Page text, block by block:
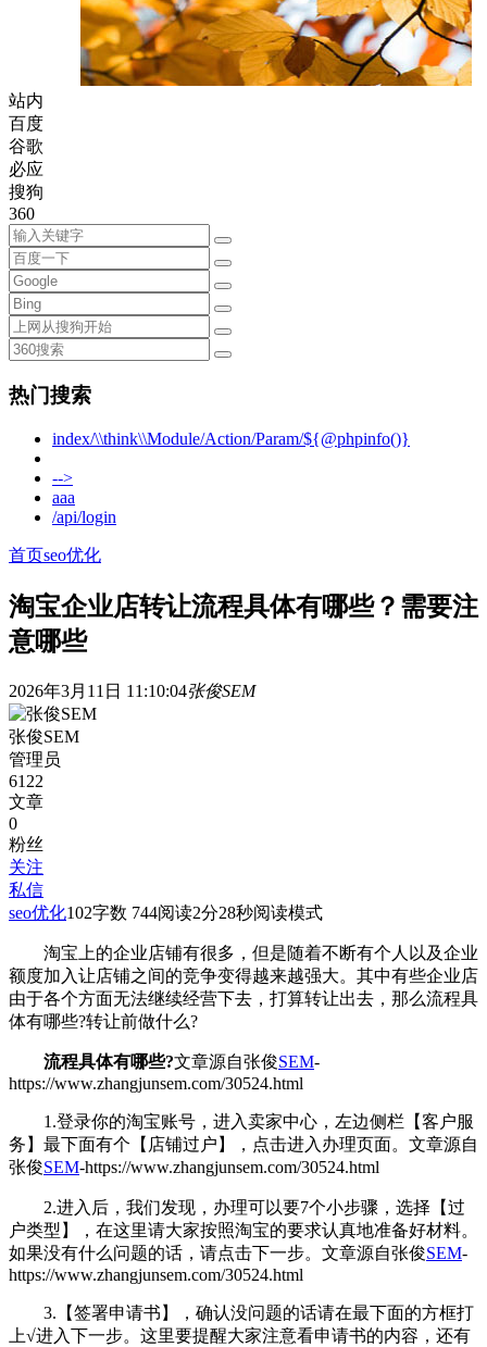
站内
百度
谷歌
必应
搜狗
360
热门搜索
index/\\think\\Module/Action/Param/${@phpinfo()}
-->
aaa
/api/login
首页seo优化
淘宝企业店转让流程具体有哪些？需要注
意哪些
2026年3月11日 11:10:04张俊SEM
张俊SEM
管理员
6122
文章
0
粉丝
关注
私信
seo优化102字数 744阅读2分28秒阅读模式
淘宝上的企业店铺有很多，但是随着不断有个人以及企业
额度加入让店铺之间的竞争变得越来越强大。其中有些企业店
由于各个方面无法继续经营下去，打算转让出去，那么流程具
体有哪些?转让前做什么?
流程具体有哪些?文章源自张俊SEM-
https://www.zhangjunsem.com/30524.html
1.登录你的淘宝账号，进入卖家中心，左边侧栏【客户服
务】最下面有个【店铺过户】，点击进入办理页面。 文章源自
张俊SEM-https://www.zhangjunsem.com/30524.html
2.进入后，我们发现，办理可以要7个小步骤，选择【过
户类型】，在这里请大家按照淘宝的要求认真地准备好材料。
如果没有什么问题的话，请点击下一步。 文章源自张俊SEM-
https://www.zhangjunsem.com/30524.html
3.【签署申请书】，确认没问题的话请在最下面的方框打
上√进入下一步。这里要提醒大家注意看申请书的内容，还有